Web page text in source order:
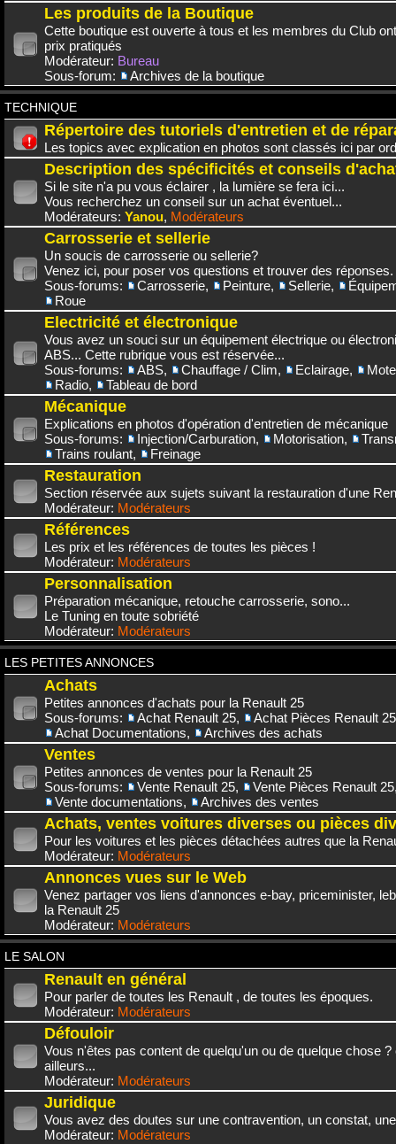
Les produits de la Boutique
Cette boutique est ouverte à tous et les membres du Club
prix pratiqués
Modérateur: Bureau
Sous-forum:
Archives de la boutique
TECHNIQUE
Répertoire des tutoriels d'entretien et de
Les topics avec explication en photos sont classés ici par
Description des spécificités et conseils
Si le site n'a pu vous éclairer , la lumière se fera ici...
Vous recherchez un conseil sur un achat éventuel...
Modérateurs: Yanou, Modérateurs
Carrosserie et sellerie
Un soucis de carrosserie ou sellerie?
Venez ici, pour poser vos questions et trouver des réponses.
Sous-forums:
Carrosserie, Peinture, Sellerie,
Roue
Electricité et électronique
Vous avez un souci sur un équipement électrique ou
ABS... Cette rubrique vous est réservée...
Sous-forums:
ABS, Chauffage / Clim, Eclairage,
Radio, Tableau de bord
Mécanique
Explications en photos d'opération d'entretien de mécanique
Sous-forums:
Injection/Carburation, Motorisation,
Trains roulant, Freinage
Restauration
Section réservée aux sujets suivant la restauration d'une
Modérateur: Modérateurs
Références
Les prix et les références de toutes les pièces !
Modérateur: Modérateurs
Personnalisation
Préparation mécanique, retouche carrosserie, sono...
Le Tuning en toute sobriété
Modérateur: Modérateurs
LES PETITES ANNONCES
Achats
Petites annonces d'achats pour la Renault 25
Sous-forums:
Achat Renault 25,
Achat Pièces Renault 25
Achat Documentations, Archives des achats
Ventes
Petites annonces de ventes pour la Renault 25
Sous-forums:
Vente Renault 25, Vente Pièces Renault 25
Vente documentations, Archives des ventes
Achats, ventes voitures diverses ou pièces
Pour les voitures et les pièces détachées autres que la
Modérateur: Modérateurs
Annonces vues sur le Web
Venez partager vos liens d'annonces e-bay, priceminister,
la Renault 25
Modérateur: Modérateurs
LE SALON
Renault en général
Pour parler de toutes les Renault , de toutes les époques.
Modérateur: Modérateurs
Défouloir
Vous n'êtes pas content de quelqu'un ou de quelque chose
ailleurs...
Modérateur: Modérateurs
Juridique
Vous avez des doutes sur une contravention, un constat,
Modérateur: Modérateurs